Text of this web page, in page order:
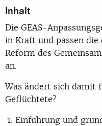
Inhalt
Die GEAS-
in Kraft und passen die
Reform des
an.
Was ändert sich damit
Geflüchtete?
Einführung und